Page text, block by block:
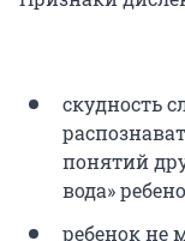
скудность
понятий
вода»
ребенок не